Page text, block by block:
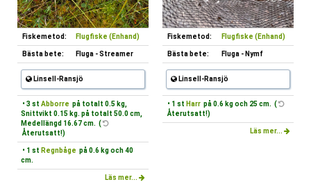
Fiskemetod: Flugfiske (Enhand)
Bästa bete: Fluga - Streamer
Linsell-Ransjö
• 3 st Abborre på totalt 0.5 kg,
Snittvikt 0.15 kg. på totalt 50.0 cm,
Medellängd 16.67 cm. (
Återutsatt!)
• 1 st Regnbåge på 0.6 kg och 40
cm.
Läs mer...
Fiskemetod: Flugfiske (Enhand)
Bästa bete: Fluga - Nymf
Linsell-Ransjö
• 1 st Harr på 0.6 kg och 25 cm. (
Återutsatt!)
Läs mer...